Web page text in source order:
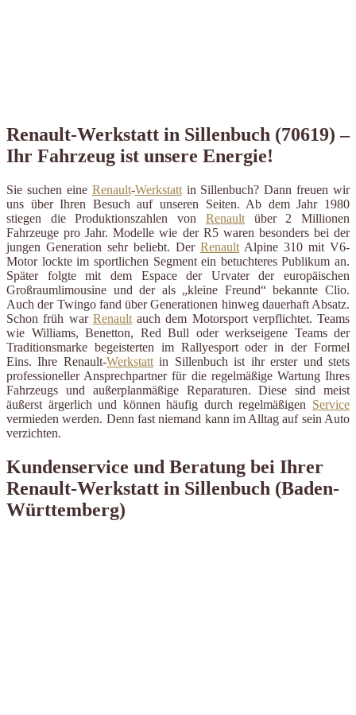
Renault-Werkstatt in Sillenbuch (70619) –
Ihr Fahrzeug ist unsere Energie!
Sie suchen eine Renault-Werkstattin Sillenbuch? Dann freuen wir
uns über Ihren Besuch auf unseren Seiten. Ab dem Jahr 1980
stiegen die Produktionszahlen von Renaultüber 2 Millionen
Fahrzeuge pro Jahr. Modelle wie der R5 waren besonders bei der
jungen Generation sehr beliebt. Der Renault Alpine 310 mit V6-
Motor lockte im sportlichen Segment ein betuchteres Publikum an.
Später folgte mit dem Espace der Urvater der europäischen
Großraumlimousine und der als „kleine Freund“ bekannte Clio.
Auch der Twingo fand über Generationen hinweg dauerhaft Absatz.
Schon früh war Renaultauch dem Motorsport verpflichtet. Teams
wie Williams, Benetton, Red Bull oder werkseigene Teams der
Traditionsmarke begeisterten im Rallyesport oder in der Formel
Eins. Ihre Renault-Werkstattin Sillenbuch ist ihr erster und stets
professioneller Ansprechpartner für die regelmäßige Wartung Ihres
Fahrzeugs und außerplanmäßige Reparaturen. Diese sind meist
äußerst ärgerlich und können häufig durch regelmäßigen Service
vermieden werden. Denn fast niemand kann im Alltag auf sein Auto
verzichten.
Kundenservice und Beratung bei Ihrer
Renault-Werkstatt in Sillenbuch (Baden-
Württemberg)